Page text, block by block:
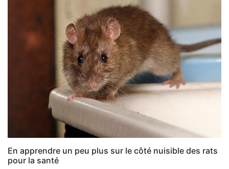
En apprendre un peu plus sur le côté nuisible des rats
pour la santé